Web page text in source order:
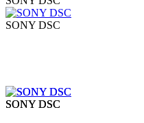
SONY DSC
SONY DSC
SONY DSC